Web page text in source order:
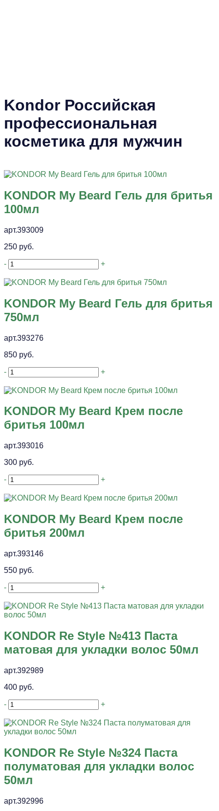
Kondor Российская
профессиональная
косметика для мужчин
KONDOR My Beard Гель для бритья
100мл
арт.393009
250 руб.
- +
KONDOR My Beard Гель для бритья
750мл
арт.393276
850 руб.
- +
KONDOR My Beard Крем после
бритья 100мл
арт.393016
300 руб.
- +
KONDOR My Beard Крем после
бритья 200мл
арт.393146
550 руб.
- +
KONDOR Re Style №413 Паста
матовая для укладки волос 50мл
арт.392989
400 руб.
- +
KONDOR Re Style №324 Паста
полуматовая для укладки волос
50мл
арт.392996